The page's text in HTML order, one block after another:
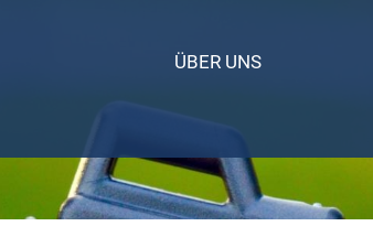
ÜBER UNS